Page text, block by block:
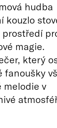
hudba
kouzlo
prostředí
magie.
který
fanoušky
melodie v